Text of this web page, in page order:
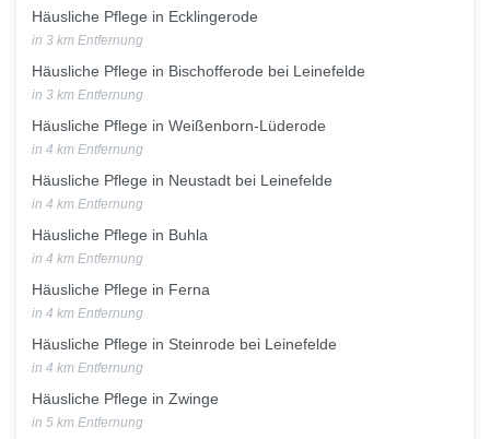
Häusliche Pflege in Ecklingerode
in 3 km Entfernung
Häusliche Pflege in Bischofferode bei Leinefelde
in 3 km Entfernung
Häusliche Pflege in Weißenborn-Lüderode
in 4 km Entfernung
Häusliche Pflege in Neustadt bei Leinefelde
in 4 km Entfernung
Häusliche Pflege in Buhla
in 4 km Entfernung
Häusliche Pflege in Ferna
in 4 km Entfernung
Häusliche Pflege in Steinrode bei Leinefelde
in 4 km Entfernung
Häusliche Pflege in Zwinge
in 5 km Entfernung